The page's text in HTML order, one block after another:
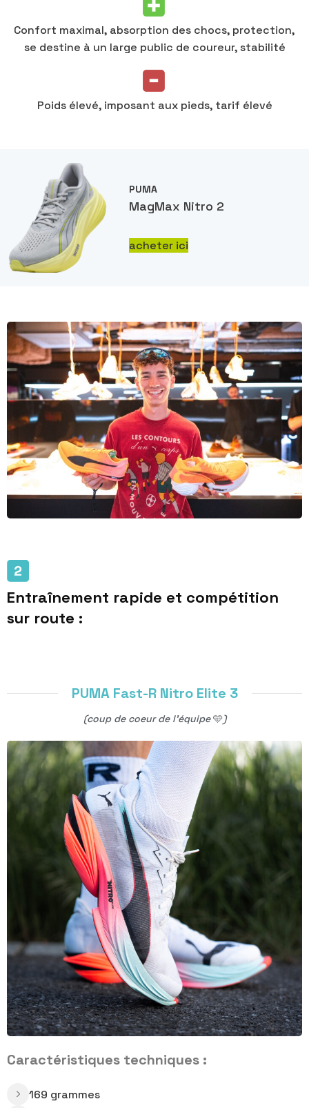
Confort maximal, absorption des chocs, protection,
se destine à un large public de coureur, stabilité
Poids élevé, imposant aux pieds, tarif élevé
PUMA
MagMax Nitro 2
acheter ici
Entraînement rapide et compétition
sur route :
PUMA Fast-R Nitro Elite 3
(coup de coeur de l’équipe🩵)
Caractéristiques techniques :
169 grammes